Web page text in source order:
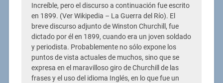
Increíble, pero el discurso a continuación fue escrito
en 1899. (Ver Wikipedia – La Guerra del Río). El
breve discurso adjunto de Winston Churchill, fue
dictado por él en 1899, cuando era un joven soldado
y periodista. Probablemente no sólo expone los
puntos de vista actuales de muchos, sino que se
expresa en el maravilloso giro de Churchill de las
frases y el uso del idioma Inglés, en lo que fue un